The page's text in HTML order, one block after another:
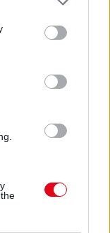
You may click to
party tags to
in below Google
TÜNETET NE
BE